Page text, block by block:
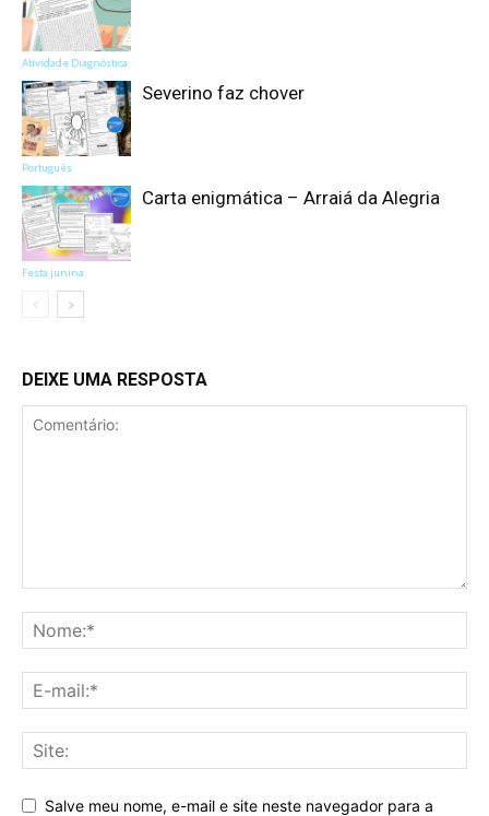
Atividade Diagnóstica
Português
Severino faz chover
Festa junina
Carta enigmática – Arraiá da Alegria
DEIXE UMA RESPOSTA
Salve meu nome, e-mail e site neste navegador para a